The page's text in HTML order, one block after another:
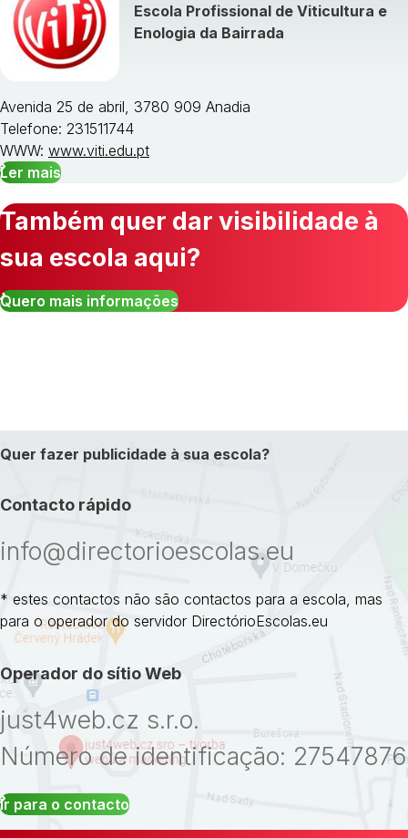
Escola Profissional de Viticultura e
Enologia da Bairrada
Avenida 25 de abril, 3780 909 Anadia
Telefone: 231511744
WWW: www.viti.edu.pt
Ler mais
Também quer dar visibilidade à
sua escola aqui?
Quero mais informações
Quer fazer publicidade à sua escola?
Contacto rápido
info@directorioescolas.eu
* estes contactos não são contactos para a escola, mas
para o operador do servidor DirectórioEscolas.eu
Operador do sítio Web
just4web.cz s.r.o.
Número de identificação: 27547876
Ir para o contacto